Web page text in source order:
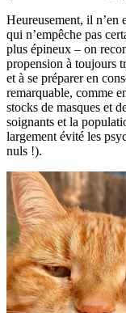
Heureusement, il n’en
qui n’empêche pas
plus épineux – on
propension à toujours
et à se préparer en
remarquable, comme
stocks de masques et
soignants et la
largement évité les
nuls !).